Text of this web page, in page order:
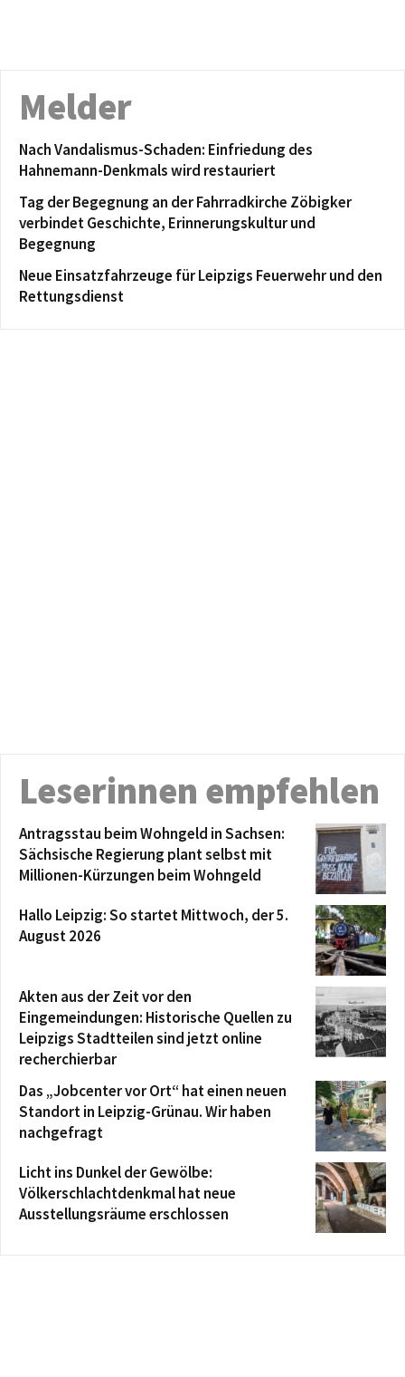
Melder
Nach Vandalismus-Schaden: Einfriedung des
Hahnemann-Denkmals wird restauriert
Tag der Begegnung an der Fahrradkirche Zöbigker
verbindet Geschichte, Erinnerungskultur und
Begegnung
Neue Einsatzfahrzeuge für Leipzigs Feuerwehr und den
Rettungsdienst
Leserinnen empfehlen
Antragsstau beim Wohngeld in Sachsen:
Sächsische Regierung plant selbst mit
Millionen-Kürzungen beim Wohngeld
Hallo Leipzig: So startet Mittwoch, der 5.
August 2026
Akten aus der Zeit vor den
Eingemeindungen: Historische Quellen zu
Leipzigs Stadtteilen sind jetzt online
recherchierbar
Das „Jobcenter vor Ort“ hat einen neuen
Standort in Leipzig-Grünau. Wir haben
nachgefragt
Licht ins Dunkel der Gewölbe:
Völkerschlachtdenkmal hat neue
Ausstellungsräume erschlossen